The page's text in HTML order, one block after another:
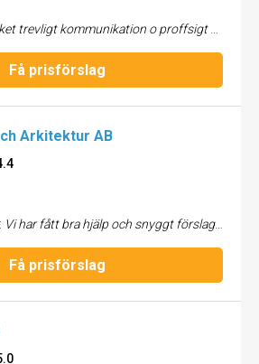
trevligt kommunikation o proffsigt styling!! Det blev så fint !!
Få prisförslag
Arkitektur AB
: Vi har fått bra hjälp och snyggt förslag som vi önskad. Mycket nöjda!
Få prisförslag